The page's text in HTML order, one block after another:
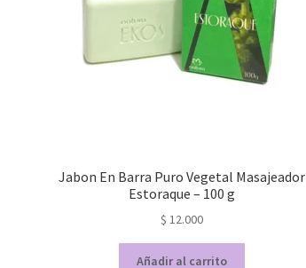
Jabon En Barra Puro Vegetal Masajeador
Estoraque – 100 g
$ 12.000
Añadir al carrito